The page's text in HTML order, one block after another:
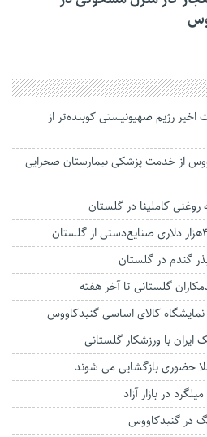
رژیم صهیونیستی کوبنده‌تر از
گنبدکاووس از خدمت پزشکی بیمارستان صحرایی
کاملینا در گلستان
گلستانی تا آخر هفته
حضوری بازگشایی می شوند
در بازار آزاد
در گنبدکاووس